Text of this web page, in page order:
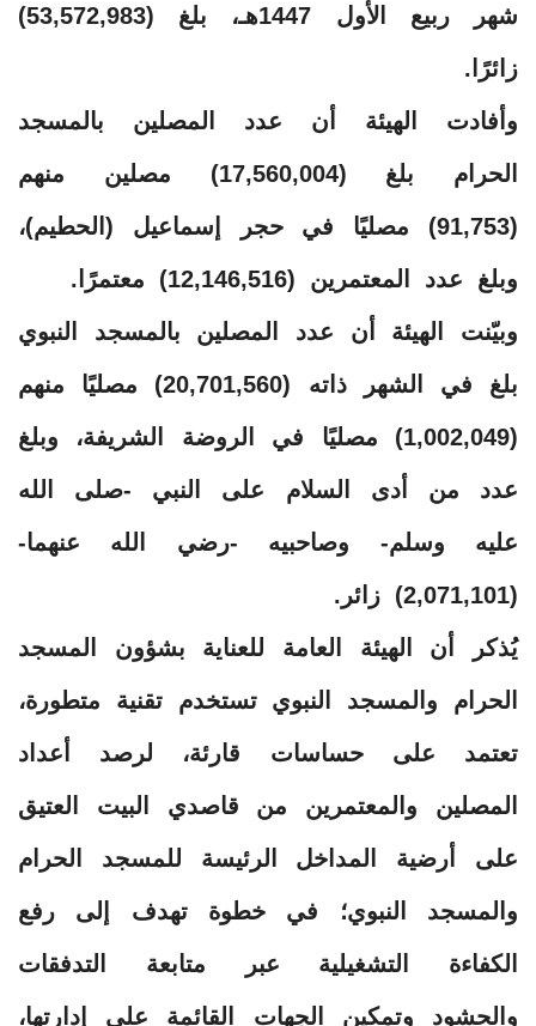
شهر ربيع الأول 1447هـ، بلغ (53,572,983)
زائرًا.
وأفادت الهيئة أن عدد المصلين بالمسجد
الحرام بلغ (17,560,004) مصلين منهم
(91,753) مصليًا في حجر إسماعيل (الحطيم)،
وبلغ عدد المعتمرين (12,146,516) معتمرًا.
وبيّنت الهيئة أن عدد المصلين بالمسجد النبوي
بلغ في الشهر ذاته (20,701,560) مصليًا منهم
(1,002,049) مصليًا في الروضة الشريفة، وبلغ
عدد من أدى السلام على النبي -صلى الله
عليه وسلم- وصاحبيه -رضي الله عنهما-
(2,071,101) زائر.
يُذكر أن الهيئة العامة للعناية بشؤون المسجد
الحرام والمسجد النبوي تستخدم تقنية متطورة،
تعتمد على حساسات قارئة، لرصد أعداد
المصلين والمعتمرين من قاصدي البيت العتيق
على أرضية المداخل الرئيسة للمسجد الحرام
والمسجد النبوي؛ في خطوة تهدف إلى رفع
الكفاءة التشغيلية عبر متابعة التدفقات
والحشود وتمكين الجهات القائمة على إدارتها،